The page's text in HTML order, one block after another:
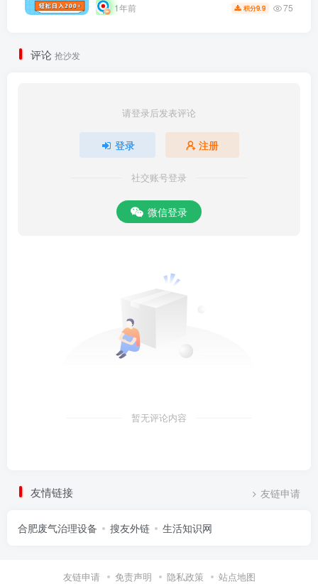
1年前 积分9.9 75
评论 抢沙发
请登录后发表评论
登录 注册
社交账号登录
微信登录
暂无评论内容
友情链接 友链申请
合肥废气治理设备 搜友外链 生活知识网
友链申请 免责声明 隐私政策 站点地图